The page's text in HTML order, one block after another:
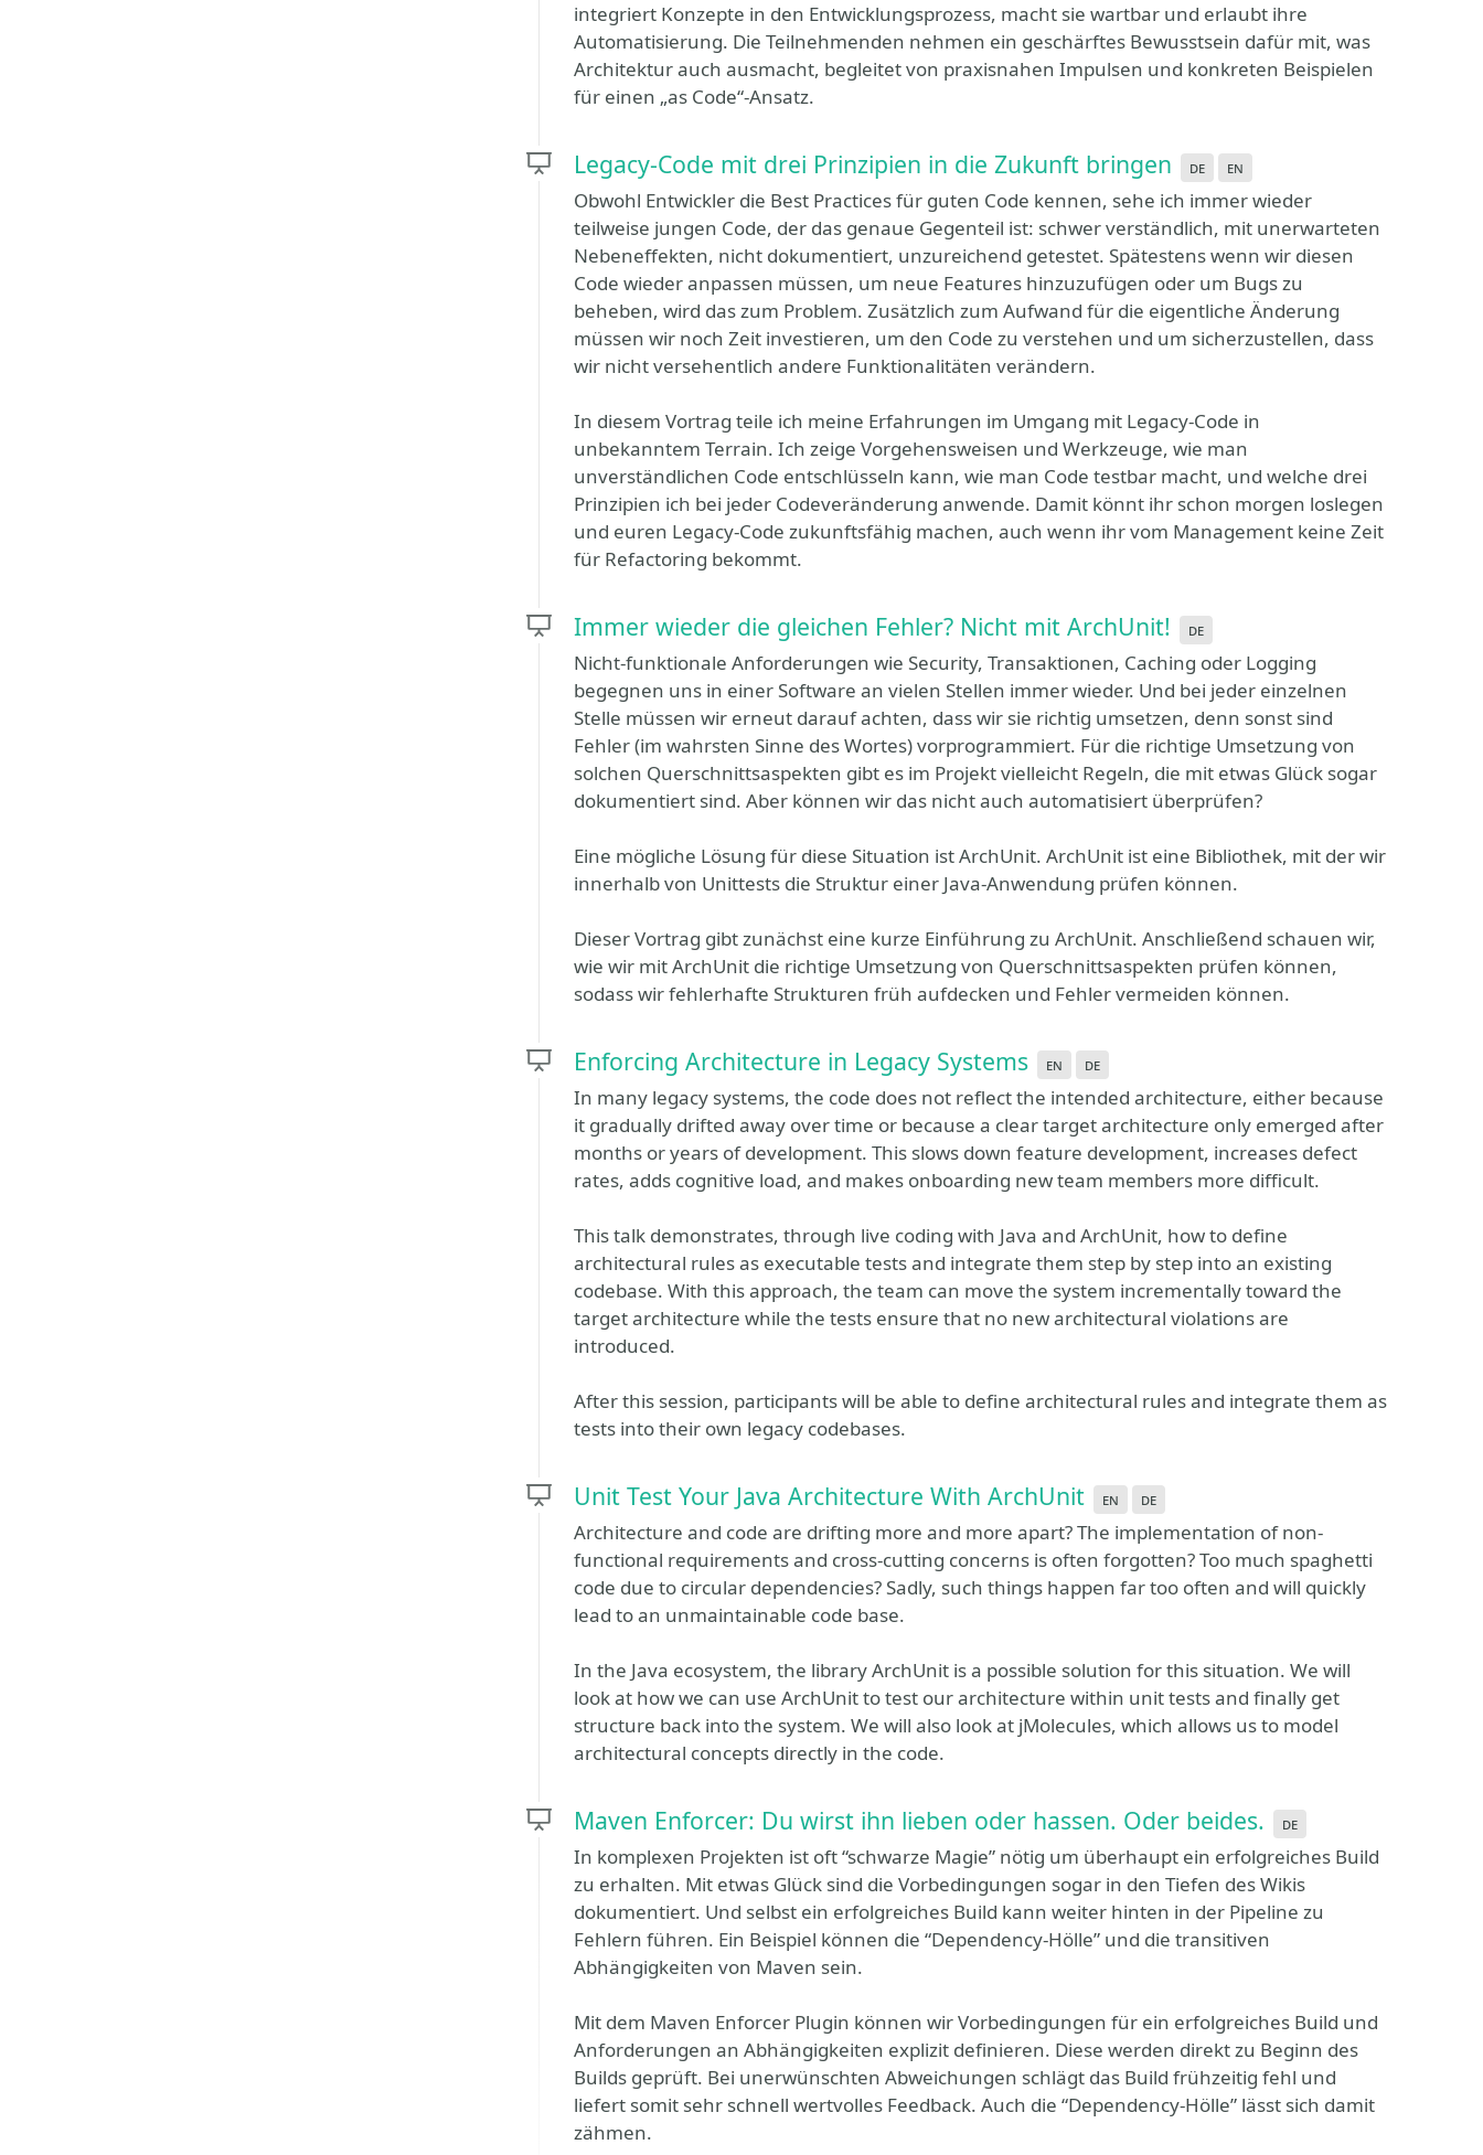
integriert Konzepte in den Entwicklungsprozess, macht sie wartbar und erlaubt ihre
Automatisierung. Die Teilnehmenden nehmen ein geschärftes Bewusstsein dafür mit, was
Architektur auch ausmacht, begleitet von praxisnahen Impulsen und konkreten Beispielen
für einen „as Code“-Ansatz.
Legacy-Code mit drei Prinzipien in die Zukunft bringen de en
Obwohl Entwickler die Best Practices für guten Code kennen, sehe ich immer wieder
teilweise jungen Code, der das genaue Gegenteil ist: schwer verständlich, mit unerwarteten
Nebeneffekten, nicht dokumentiert, unzureichend getestet. Spätestens wenn wir diesen
Code wieder anpassen müssen, um neue Features hinzuzufügen oder um Bugs zu
beheben, wird das zum Problem. Zusätzlich zum Aufwand für die eigentliche Änderung
müssen wir noch Zeit investieren, um den Code zu verstehen und um sicherzustellen, dass
wir nicht versehentlich andere Funktionalitäten verändern.
In diesem Vortrag teile ich meine Erfahrungen im Umgang mit Legacy-Code in
unbekanntem Terrain. Ich zeige Vorgehensweisen und Werkzeuge, wie man
unverständlichen Code entschlüsseln kann, wie man Code testbar macht, und welche drei
Prinzipien ich bei jeder Codeveränderung anwende. Damit könnt ihr schon morgen loslegen
und euren Legacy-Code zukunftsfähig machen, auch wenn ihr vom Management keine Zeit
für Refactoring bekommt.
Immer wieder die gleichen Fehler? Nicht mit ArchUnit! de
Nicht-funktionale Anforderungen wie Security, Transaktionen, Caching oder Logging
begegnen uns in einer Software an vielen Stellen immer wieder. Und bei jeder einzelnen
Stelle müssen wir erneut darauf achten, dass wir sie richtig umsetzen, denn sonst sind
Fehler (im wahrsten Sinne des Wortes) vorprogrammiert. Für die richtige Umsetzung von
solchen Querschnittsaspekten gibt es im Projekt vielleicht Regeln, die mit etwas Glück sogar
dokumentiert sind. Aber können wir das nicht auch automatisiert überprüfen?
Eine mögliche Lösung für diese Situation ist ArchUnit. ArchUnit ist eine Bibliothek, mit der wir
innerhalb von Unittests die Struktur einer Java-Anwendung prüfen können.
Dieser Vortrag gibt zunächst eine kurze Einführung zu ArchUnit. Anschließend schauen wir,
wie wir mit ArchUnit die richtige Umsetzung von Querschnittsaspekten prüfen können,
sodass wir fehlerhafte Strukturen früh aufdecken und Fehler vermeiden können.
Enforcing Architecture in Legacy Systems en de
In many legacy systems, the code does not reflect the intended architecture, either because
it gradually drifted away over time or because a clear target architecture only emerged after
months or years of development. This slows down feature development, increases defect
rates, adds cognitive load, and makes onboarding new team members more difficult.
This talk demonstrates, through live coding with Java and ArchUnit, how to define
architectural rules as executable tests and integrate them step by step into an existing
codebase. With this approach, the team can move the system incrementally toward the
target architecture while the tests ensure that no new architectural violations are
introduced.
After this session, participants will be able to define architectural rules and integrate them as
tests into their own legacy codebases.
Unit Test Your Java Architecture With ArchUnit en de
Architecture and code are drifting more and more apart? The implementation of non-
functional requirements and cross-cutting concerns is often forgotten? Too much spaghetti
code due to circular dependencies? Sadly, such things happen far too often and will quickly
lead to an unmaintainable code base.
In the Java ecosystem, the library ArchUnit is a possible solution for this situation. We will
look at how we can use ArchUnit to test our architecture within unit tests and finally get
structure back into the system. We will also look at jMolecules, which allows us to model
architectural concepts directly in the code.
Maven Enforcer: Du wirst ihn lieben oder hassen. Oder beides. de
In komplexen Projekten ist oft “schwarze Magie” nötig um überhaupt ein erfolgreiches Build
zu erhalten. Mit etwas Glück sind die Vorbedingungen sogar in den Tiefen des Wikis
dokumentiert. Und selbst ein erfolgreiches Build kann weiter hinten in der Pipeline zu
Fehlern führen. Ein Beispiel können die “Dependency-Hölle” und die transitiven
Abhängigkeiten von Maven sein.
Mit dem Maven Enforcer Plugin können wir Vorbedingungen für ein erfolgreiches Build und
Anforderungen an Abhängigkeiten explizit definieren. Diese werden direkt zu Beginn des
Builds geprüft. Bei unerwünschten Abweichungen schlägt das Build frühzeitig fehl und
liefert somit sehr schnell wertvolles Feedback. Auch die “Dependency-Hölle” lässt sich damit
zähmen.